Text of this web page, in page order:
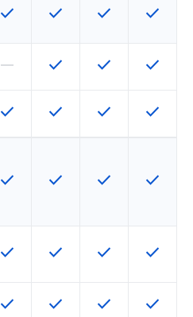
该 SKU 提供此功能
check 该 SKU 提供此功能
check 该 SKU 提供此功
check 该 SKU
check
该 SKU 不支持此功能
horizontal_rule 该 SKU 提供此功能
check 该 SKU 提供此功
check 该 SKU
check
该 SKU 提供此功能
check 该 SKU 提供此功能
check 该 SKU 提供此功
check 该 SKU
check
该 SKU 提供此功能
check 该 SKU 提供此功能
check 该 SKU 提供此功
check 该 SKU
check
该 SKU 提供此功能
check 该 SKU 提供此功能
check 该 SKU 提供此功
check 该 SKU
check
该 SKU 提供此功能
check 该 SKU 提供此功能
check 该 SKU 提供此功
check 该 SKU
check